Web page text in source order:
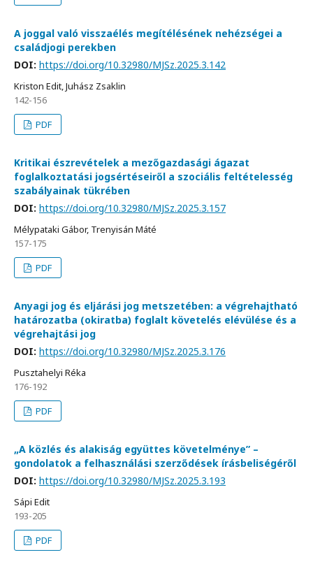
A joggal való visszaélés megítélésének nehézségei a
családjogi perekben
DOI: https://doi.org/10.32980/MJSz.2025.3.142
Kriston Edit, Juhász Zsaklin
142-156
PDF
Kritikai észrevételek a mezőgazdasági ágazat
foglalkoztatási jogsértéseiről a szociális feltételesség
szabályainak tükrében
DOI: https://doi.org/10.32980/MJSz.2025.3.157
Mélypataki Gábor, Trenyisán Máté
157-175
PDF
Anyagi jog és eljárási jog metszetében: a végrehajtható
határozatba (okiratba) foglalt követelés elévülése és a
végrehajtási jog
DOI: https://doi.org/10.32980/MJSz.2025.3.176
Pusztahelyi Réka
176-192
PDF
„A közlés és alakiság együttes követelménye” –
gondolatok a felhasználási szerződések írásbeliségéről
DOI: https://doi.org/10.32980/MJSz.2025.3.193
Sápi Edit
193-205
PDF